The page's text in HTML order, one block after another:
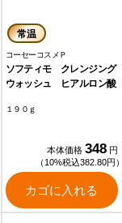
常温
コーセーコスメＰ
ソフティモ クレンジング
ウォッシュ ヒアルロン酸
１９０ｇ
本体価格 348 円
（10%税込382.80円
カゴに入れる